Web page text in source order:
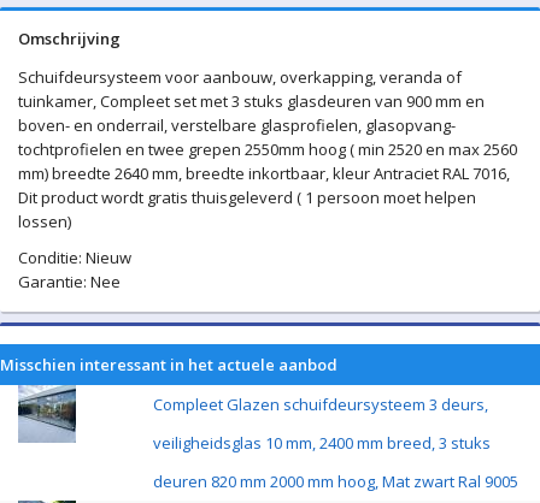
Omschrijving
Schuifdeursysteem voor aanbouw, overkapping, veranda of
tuinkamer, Compleet set met 3 stuks glasdeuren van 900 mm en
boven- en onderrail, verstelbare glasprofielen, glasopvang-
tochtprofielen en twee grepen 2550mm hoog ( min 2520 en max 2560
mm) breedte 2640 mm, breedte inkortbaar, kleur Antraciet RAL 7016,
Dit product wordt gratis thuisgeleverd ( 1 persoon moet helpen
lossen)
Conditie: Nieuw
Garantie: Nee
Misschien interessant in het actuele aanbod
Compleet Glazen schuifdeursysteem 3 deurs,
veiligheidsglas 10 mm, 2400 mm breed, 3 stuks
deuren 820 mm 2000 mm hoog, Mat zwart Ral 9005